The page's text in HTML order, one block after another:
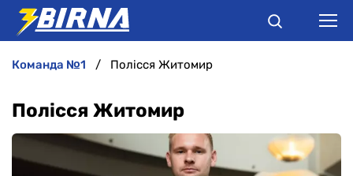
ІНТЕРВ'Ю
команда №1 Полісся Житомир
Полісся Житомир